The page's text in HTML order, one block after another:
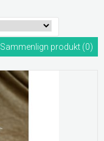
Sammenlign produkt (0)